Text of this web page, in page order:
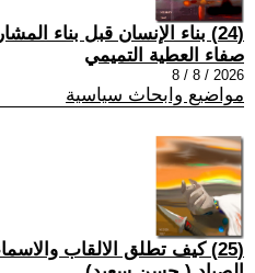
(24) بناء الإنسان قبل بناء المشاريع
صفاء العطية التميمي
2026 / 8 / 8
مواضيع وابحاث سياسية
(25) كيف تطلق الالقاب والاسماء والكنى ج١